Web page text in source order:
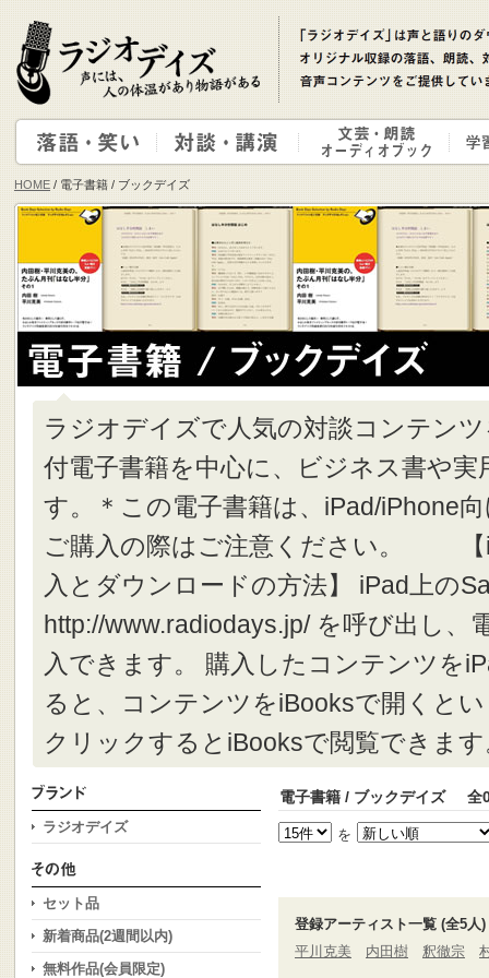
HOME / 電子書籍 / ブックデイズ
ラジオデイズで人気の対談コンテン
付電子書籍を中心に、ビジネス書や
す。＊この電子書籍は、iPad/iPhone
ご購入の際はご注意ください。 【
入とダウンロードの方法】 iPad上の
http://www.radiodays.jp/ を呼び出し、
入できます。 購入したコンテンツを
ると、コンテンツをiBooksで開くと
クリックするとiBooksで閲覧できます
電子書籍 / ブックデイズ 全
を
登録アーティスト一覧 (全5
平川克美
内田樹 釈徹宗
ラジオデイズ
セット品
新着商品(2週間以内)
無料作品(会員限定)